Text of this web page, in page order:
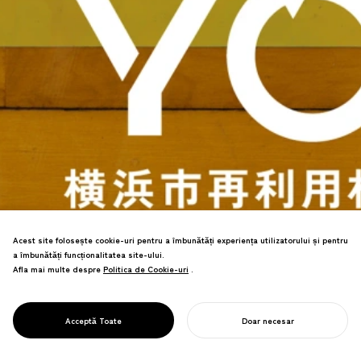
PROJECT
REYO
"REYO: Yokohama Recycling Project",
consolidarea identității Yokohama ca
Acest site folosește cookie-uri pentru a îmbunătăți experiența utilizatorului și pentru
a îmbunătăți funcționalitatea site-ului.
Afla mai multe despre Politica de Cookie-uri
Politica de Cookie-uri .
Acceptă Toate Doar necesar